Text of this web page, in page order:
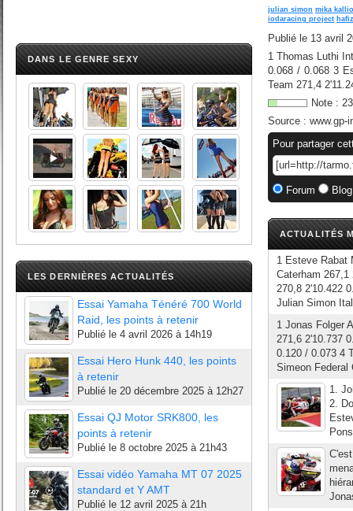
DANS LE GENRE SEXY
LES DERNIÈRES ACTUALITÉS
Essai Yamaha Ténéré 700 World
Raid, les points à retenir
Publié le 4 avril 2026 à 14h19
Essai Hero Hunk 440, les points
à retenir
Publié le 20 décembre 2025 à 12h27
Essai QJ Motor SRK800, les
points à retenir
Publié le 8 octobre 2025 à 21h43
Essai vidéo Yamaha MT 07 2025
standard et Y AMT
Publié le 12 avril 2025 à 21h
julian simon mika kallio
iodaracing project
Publié le 13 avril
1 Thomas Luthi
0.068 / 0.068 3
Team 271,4
Note : 23
Source : www.gp-
Pour partager
Forum
ACTUALITÉS
1 Esteve Rabat
Caterham 267,1
270,8 2'10.422
Julian Simon
1 Jonas Folger
271,6 2'10.737
0.120 / 0.073 4
Simeon Federal
1.
2.